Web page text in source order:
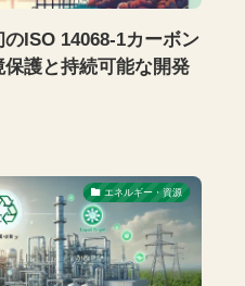
ISO 14068-1カーボン
護と持続可能な開発
エネルギー・資源